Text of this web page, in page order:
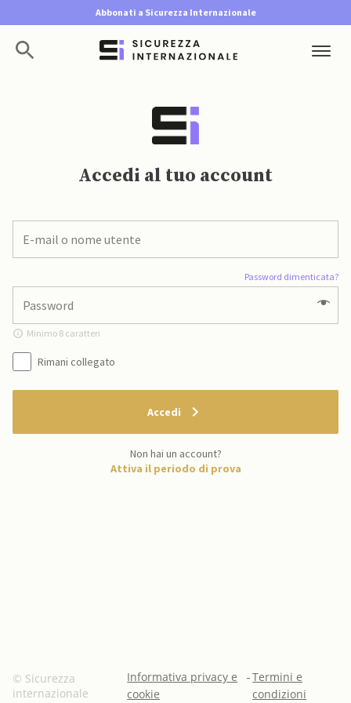
Abbonati a Sicurezza Internazionale
Accedi al tuo account
Password dimenticata?
Minimo 8 caratteri
Rimani collegato
Accedi
Non hai un account?
Attiva il periodo di prova
© Sicurezza
internazionale
Informativa privacy e
cookie
-Termini e
condizioni